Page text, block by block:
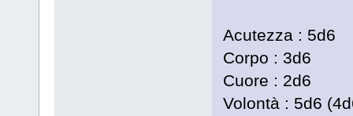
Acutezza : 5d6
Corpo : 3d6
Cuore : 2d6
Volontà : 5d6